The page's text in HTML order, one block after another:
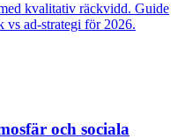
kvalitativ räckvidd. Guide
vs ad-strategi för 2026.
och sociala